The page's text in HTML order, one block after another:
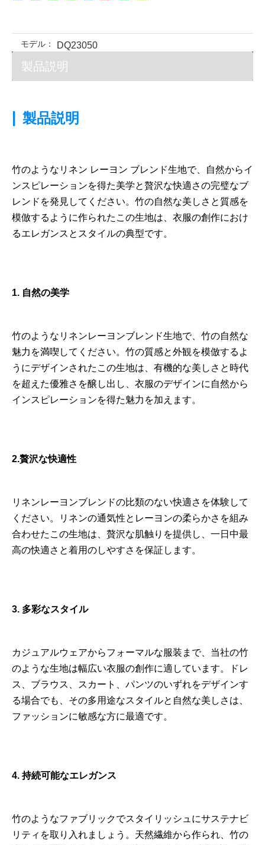
モデル： DQ23050
製品説明
| 製品説明
竹のようなリネン レーヨン ブレンド生地で、自然からイ
ンスピレーションを得た美学と贅沢な快適さの完璧なブ
レンドを発見してください。竹の自然な美しさと質感を
模倣するように作られたこの生地は、衣服の創作におけ
るエレガンスとスタイルの典型です。
1. 自然の美学
竹のようなリネンレーヨンブレンド生地で、竹の自然な
魅力を満喫してください。竹の質感と外観を模倣するよ
うにデザインされたこの生地は、有機的な美しさと時代
を超えた優雅さを醸し出し、衣服のデザインに自然から
インスピレーションを得た魅力を加えます。
2.贅沢な快適性
リネンレーヨンブレンドの比類のない快適さを体験して
ください。リネンの通気性とレーヨンの柔らかさを組み
合わせたこの生地は、贅沢な肌触りを提供し、一日中最
高の快適さと着用のしやすさを保証します。
3. 多彩なスタイル
カジュアルウェアからフォーマルな服装まで、当社の竹
のような生地は幅広い衣服の創作に適しています。ドレ
ス、ブラウス、スカート、パンツのいずれをデザインす
る場合でも、その多用途なスタイルと自然な美しさは、
ファッションに敏感な方に最適です。
4. 持続可能なエレガンス
竹のようなファブリックでスタイリッシュにサステナビ
リティを取り入れましょう。天然繊維から作られ、竹の